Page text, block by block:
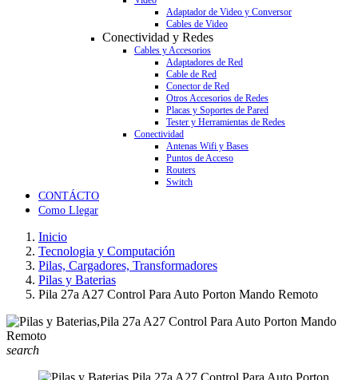
Adaptador de Video y Conversor
Cables de Video
Conectividad y Redes
Cables y Accesorios
Adaptadores de Red
Cable de Red
Conector de Red
Otros Accesorios de Redes
Placas y Soportes de Pared
Tester y Herramientas de Redes
Conectividad
Antenas Wifi y Bases
Puntos de Acceso
Routers
Switch
CONTÁCTO
Como Llegar
Inicio
Tecnologia y Computación
Pilas, Cargadores, Transformadores
Pilas y Baterias
Pila 27a A27 Control Para Auto Porton Mando Remoto
search